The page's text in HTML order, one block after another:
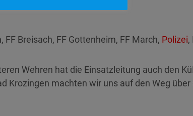
Breisach, FF Gottenheim, FF March, Polizei,
Wehren hat die Einsatzleitung auch den
Krozingen machten wir uns auf den Weg